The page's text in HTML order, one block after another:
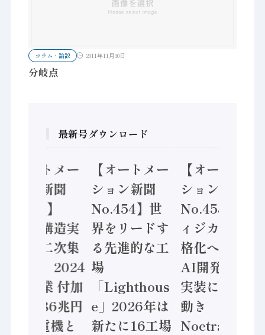
コラム・論説 2011年11月30日
分岐点
最新号ダウンロード
【オートメー
ション新聞
No.455】
「経済構造実
態調査二次集
計結果」2024
年製造業 付加
価値額86兆円
/ 三菱電機と
【オートメー
ション新聞
No.454】世
界をリードす
る先進的な工
場
「Lighthous
e」2026年は
新たに16工場
【オートメー
ション新聞
No.453】フ
ィジカルAI本
格化へ 国産
AI開発や社会
実装に活発な
動き
Noetra、富士